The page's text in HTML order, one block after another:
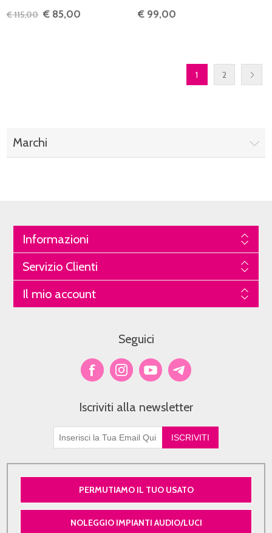
€ 115,00 € 85,00 € 99,00
1 2
Marchi
Informazioni
Servizio Clienti
Il mio account
Seguici
Iscriviti alla newsletter
PERMUTIAMO IL TUO USATO
NOLEGGIO IMPIANTI AUDIO/LUCI